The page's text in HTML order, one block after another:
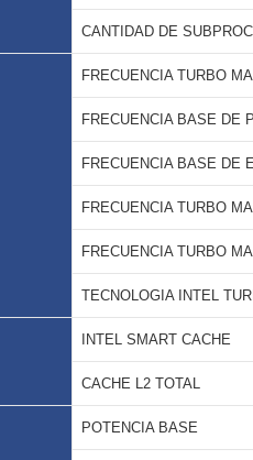
CANTIDAD DE
FRECUENCIA TURBO
FRECUENCIA BASE DE
FRECUENCIA BASE DE
FRECUENCIA TURBO
FRECUENCIA TURBO
TECNOLOGIA INTEL
INTEL SMART CACHE
CACHE L2 TOTAL
POTENCIA BASE